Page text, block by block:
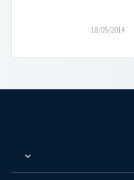
18/05/2014